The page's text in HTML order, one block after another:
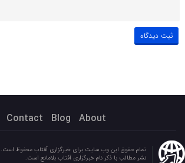
About
Blog
Contact
تمام حقوق این وب سایت برای خبرگزاری آفتاب محفوظ است.
نشر مطالب با ذکر نام خبرگزاری آفتاب بلامانع است.